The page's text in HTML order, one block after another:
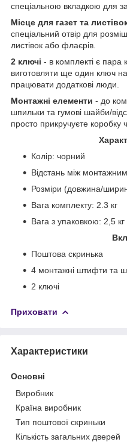
спеціальною вкладкою для
Місце для газет та
спеціальний отвір для
листівок або флаєрів.
2 ключі - в комплекті є пара
виготовляти ще один ключ
працювати додаткові люди.
Монтажні елементи - до
шпильки та гумові шайби/
просто прикручуєте коробку
Колір: чорний
Відстань між
Розміри (довжина/
Вага комплекту: 2.3 кг
Вага з упаковкою: 2,5 кг
Поштова скринька
4 монтажні штифти та
2 ключі
Приховати
Характеристики
Основні
Виробник
Країна виробник
Тип поштової скриньки
Кількість загальних дверей